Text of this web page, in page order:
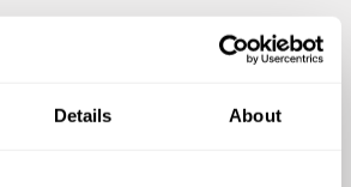
Details About